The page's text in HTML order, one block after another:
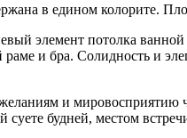
в едином колорите.
элемент потолка
раме и бра. Солидность и
и мировосприятию
суете будней, местом